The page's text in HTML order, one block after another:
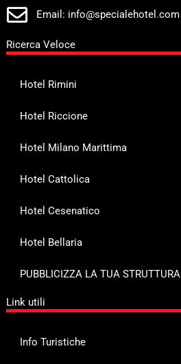
Email: info@specialehotel.com
Ricerca Veloce
Hotel Rimini
Hotel Riccione
Hotel Milano Marittima
Hotel Cattolica
Hotel Cesenatico
Hotel Bellaria
PUBBLICIZZA LA TUA STRUTTURA
Link utili
Info Turistiche